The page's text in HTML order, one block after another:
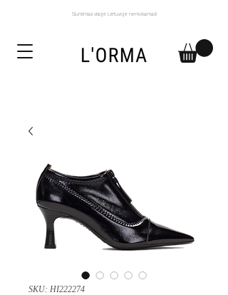
Siuntimas visoje Lietuvoje nemokamas!
SKU: HI222274